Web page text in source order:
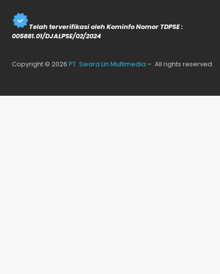
Telah terverifikasi oleh Kominfo Nomor TDPSE :
005881.01/DJALPSE/02/2024
Copyright © 2026 PT. Swara Lin Multimedia – All rights reserved.